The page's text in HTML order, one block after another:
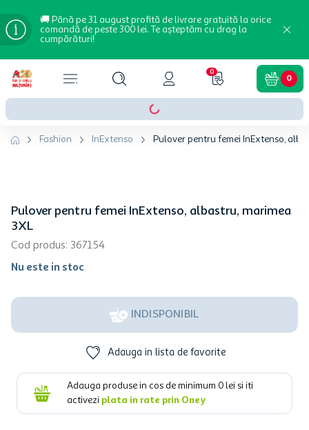
🚚 Până pe 31 august profită de livrare gratuită la orice
comandă de peste 300 lei. Te așteptăm cu drag la
cumpărături!
0
0
Fashion InExtenso Pulover pentru femei InExtenso,
Pulover pentru femei InExtenso, albastru, marimea
3XL
Cod produs: 367154
Nu este in stoc
INDISPONIBIL
Adauga in lista de favorite
Adauga produse in cos de minimum 0 lei si iti
activezi plata in rate prin Oney